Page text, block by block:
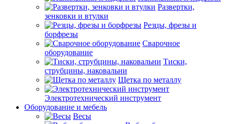
Развертки,
зенковки и втулки
Резцы, фрезы и
борфрезы
Сварочное
оборудование
Тиски,
струбцины, наковальни
Щетка по металлу
Электротехнический инструмент
Оборудование и мебель
Весы